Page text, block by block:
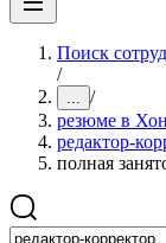
Поиск
/
... /
резюме в
редактор-
полная